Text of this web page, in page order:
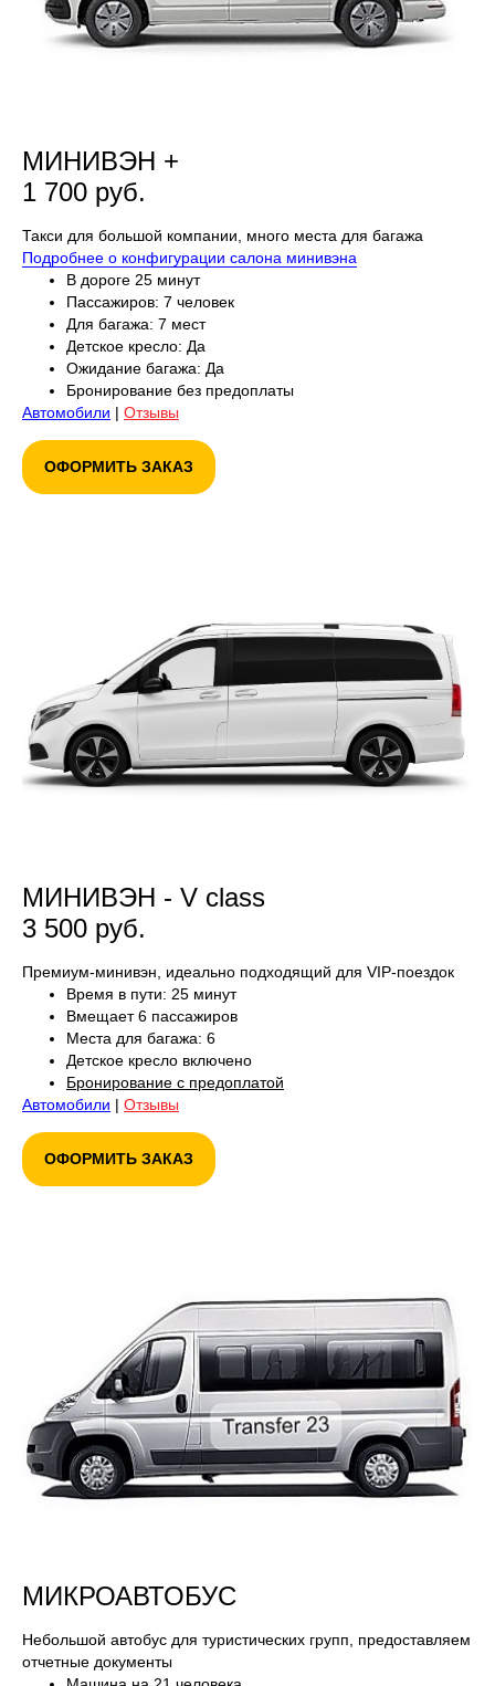
МИНИВЭН +
1 700 руб.
Такси для большой компании, много места для багажа
Подробнее о конфигурации салона минивэна
В дороге 25 минут
Пассажиров: 7 человек
Для багажа: 7 мест
Детское кресло: Да
Ожидание багажа: Да
Бронирование без предоплаты
Автомобили | Отзывы
ОФОРМИТЬ ЗАКАЗ
МИНИВЭН - V class
3 500 руб.
Премиум-минивэн, идеально подходящий для VIP-поездок
Время в пути: 25 минут
Вмещает 6 пассажиров
Места для багажа: 6
Детское кресло включено
Бронирование с предоплатой
Автомобили | Отзывы
ОФОРМИТЬ ЗАКАЗ
МИКРОАВТОБУС
Небольшой автобус для туристических групп, предоставляем
отчетные документы